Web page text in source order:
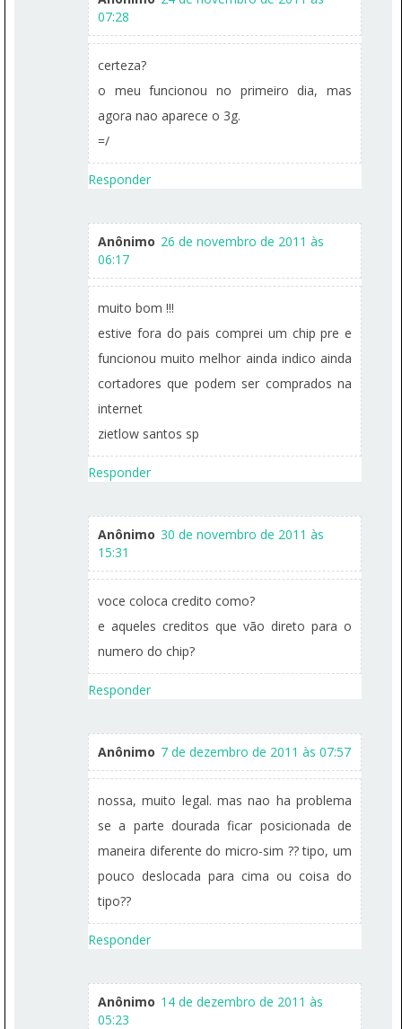
07:28
certeza?
o meu funcionou no primeiro dia, mas
agora nao aparece o 3g.
=/
Responder
Anônimo 26 de novembro de 2011 às
06:17
muito bom !!!
estive fora do pais comprei um chip pre e
funcionou muito melhor ainda indico ainda
cortadores que podem ser comprados na
internet
zietlow santos sp
Responder
Anônimo 30 de novembro de 2011 às
15:31
voce coloca credito como?
e aqueles creditos que vão direto para o
numero do chip?
Responder
Anônimo 7 de dezembro de 2011 às 07:57
nossa, muito legal. mas nao ha problema
se a parte dourada ficar posicionada de
maneira diferente do micro-sim ?? tipo, um
pouco deslocada para cima ou coisa do
tipo??
Responder
Anônimo 14 de dezembro de 2011 às
05:23